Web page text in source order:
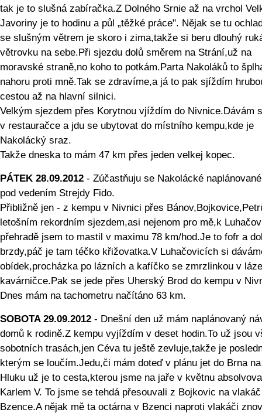
tak je to slušná zabíračka.Z Dolného Srnie až na vrchol
Javoriny je to hodinu a půl „těžké práce". Nějak se tu
se slušným větrem je skoro i zima,takže si beru dlouhý
větrovku na sebe.Při sjezdu dolů směrem na Strání,už na
moravské straně,no koho to potkám.Parta Nakoláků to
nahoru proti mně.Tak se zdravíme,a já to pak sjíždím
cestou až na hlavní silnici.
Velkým sjezdem přes Korytnou vjíždím do Nivnice.Dávám
v restauračce a jdu se ubytovat do místního kempu,kde je
Nakolácký sraz.
Takže dneska to mám 47 km přes jeden velkej kopec.
PÁTEK 28.09.2012 - Zúčastňuju se Nakolácké
pod vedením Strejdy Fido.
Přibližně jen - z kempu v Nivnici přes
letošním rekordním sjezdem,asi nejenom pro mě,k
přehradě jsem to mastil v maximu 78 km/hod.Je to fofr a
brzdy,páč je tam téčko křižovatka.V Luhačovicích si
obídek,procházka po lázních a kafíčko se zmrzlinkou v
kavárničce.Pak se jede přes Uherský Brod do kempu v
Dnes mám na tachometru načítáno 63 km.
SOBOTA 29.09.2012 - Dnešní den už mám naplánovaný
domů k rodině.Z kempu vyjíždím v deset hodin.To už jsou
sobotních trasách,jen Céva tu ještě zevluje,takže je
kterým se loučím.Jedu,či mám doteď v plánu jet do Brna
Hluku už je to cesta,kterou jsme na jaře v květnu
Karlem V. To jsme se tehdá přesouvali z Bojkovic na
Bzence.A nějak mě ta octárna v Bzenci naproti vlakáči